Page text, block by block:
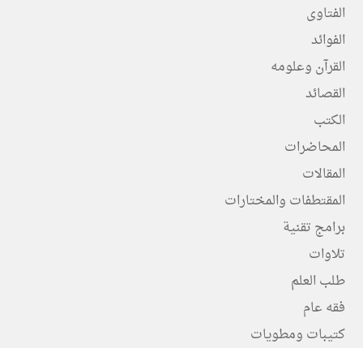
الفتاوى
الفوائد
القرآن وعلومه
القصائد
الكتب
المحاضرات
المقالات
المقتطفات والمختارات
برامج تقنية
تلاوات
طلب العلم
فقه عام
كتيبات ومطويات